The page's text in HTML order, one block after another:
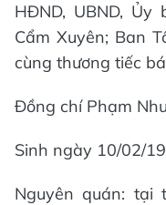
HĐND, UBND,
Cẩm Xuyên; Ban
cùng thương tiếc
Đồng chí Phạm
Sinh ngày 10/02/
Nguyên quán: tại